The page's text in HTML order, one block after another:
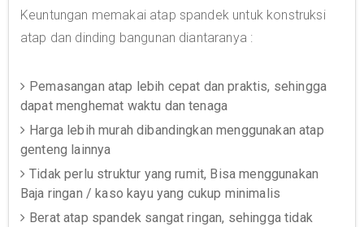
Keuntungan memakai atap spandek untuk konstruksi
atap dan dinding bangunan diantaranya :
Pemasangan atap lebih cepat dan praktis, sehingga
dapat menghemat waktu dan tenaga
Harga lebih murah dibandingkan menggunakan atap
genteng lainnya
Tidak perlu struktur yang rumit, Bisa menggunakan
Baja ringan / kaso kayu yang cukup minimalis
Berat atap spandek sangat ringan, sehingga tidak